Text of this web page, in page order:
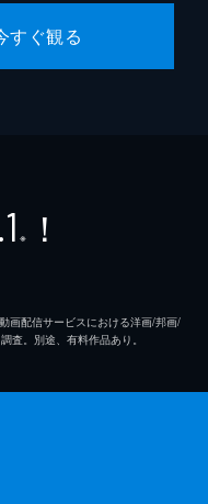
すぐ観る
※ ！
画配信サービスにおける洋画/邦画/
査。別途、有料作品あり。